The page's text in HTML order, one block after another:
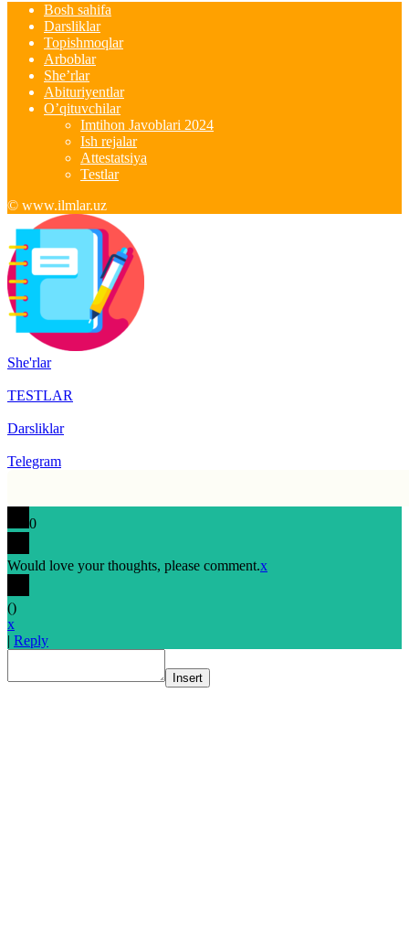
Bosh sahifa
Darsliklar
Topishmoqlar
Arboblar
She’rlar
Abituriyentlar
O’qituvchilar
Imtihon Javoblari 2024
Ish rejalar
Attestatsiya
Testlar
© www.ilmlar.uz
She'rlar
TESTLAR
Darsliklar
Telegram
0
Would love your thoughts, please comment.x
()
x
| Reply
Insert